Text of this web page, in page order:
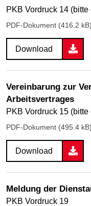
PKB Vordruck 14
PDF-Dokument (416.2 kB)
Download
Vereinbarung zur
Arbeitsvertrages
PKB Vordruck 15
PDF-Dokument (495.4 kB)
Download
Meldung der
PKB Vordruck 19